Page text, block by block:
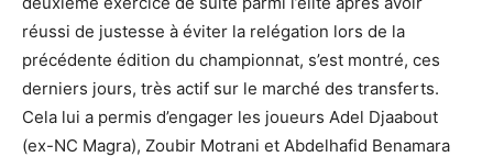
réussi de justesse à éviter la relégation lors de la
précédente édition du championnat, s’est montré, ces
derniers jours, très actif sur le marché des transferts.
Cela lui a permis d’engager les joueurs Adel Djaabout
(ex-NC Magra), Zoubir Motrani et Abdelhafid Benamara